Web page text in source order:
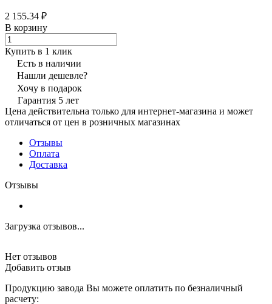
2 155.34 ₽
В корзину
Купить в 1 клик
Есть в наличии
Нашли дешевле?
Хочу в подарок
Гарантия 5 лет
Цена действительна только для интернет-магазина и может
отличаться от цен в розничных магазинах
Отзывы
Оплата
Доставка
Отзывы
Загрузка отзывов...
Нет отзывов
Добавить отзыв
Продукцию завода Вы можете оплатить по безналичный
расчету: